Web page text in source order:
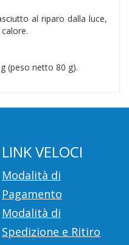
al riparo dalla luce,
(peso netto 80 g).
LINK VELOCI
Modalità di
Pagamento
Modalità di
Spedizione e Ritiro